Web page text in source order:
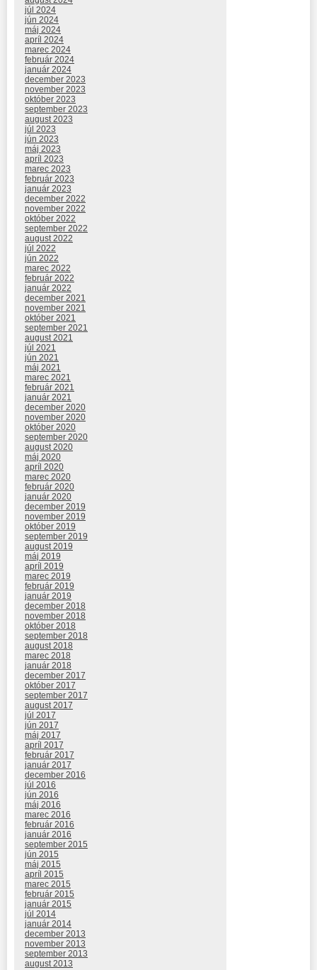
júl 2024
jún 2024
máj 2024
apríl 2024
marec 2024
február 2024
január 2024
december 2023
november 2023
október 2023
september 2023
august 2023
júl 2023
jún 2023
máj 2023
apríl 2023
marec 2023
február 2023
január 2023
december 2022
november 2022
október 2022
september 2022
august 2022
júl 2022
jún 2022
marec 2022
február 2022
január 2022
december 2021
november 2021
október 2021
september 2021
august 2021
júl 2021
jún 2021
máj 2021
marec 2021
február 2021
január 2021
december 2020
november 2020
október 2020
september 2020
august 2020
máj 2020
apríl 2020
marec 2020
február 2020
január 2020
december 2019
november 2019
október 2019
september 2019
august 2019
máj 2019
apríl 2019
marec 2019
február 2019
január 2019
december 2018
november 2018
október 2018
september 2018
august 2018
marec 2018
január 2018
december 2017
október 2017
september 2017
august 2017
júl 2017
jún 2017
máj 2017
apríl 2017
február 2017
január 2017
december 2016
júl 2016
jún 2016
máj 2016
marec 2016
február 2016
január 2016
september 2015
jún 2015
máj 2015
apríl 2015
marec 2015
február 2015
január 2015
júl 2014
január 2014
december 2013
november 2013
september 2013
august 2013